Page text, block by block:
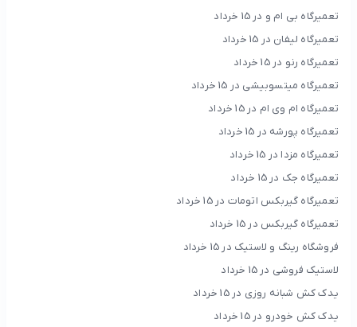
تعمیرگاه بی ام و در 15 خرداد
تعمیرگاه لیفان در 15 خرداد
تعمیرگاه رنو در 15 خرداد
تعمیرگاه میتسوبیشی در 15 خرداد
تعمیرگاه ام وی ام در 15 خرداد
تعمیرگاه پورشه در 15 خرداد
تعمیرگاه مزدا در 15 خرداد
تعمیرگاه جک در 15 خرداد
تعمیرگاه گیربکس اتومات در 15 خرداد
تعمیرگاه گیربکس در 15 خرداد
فروشگاه رینگ و لاستیک در 15 خرداد
لاستیک فروشی در 15 خرداد
یدک کش شبانه روزی در 15 خرداد
یدک کش خودرو در 15 خرداد